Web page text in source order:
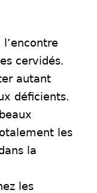
cervidés.
autant
déficients.
les
la
les